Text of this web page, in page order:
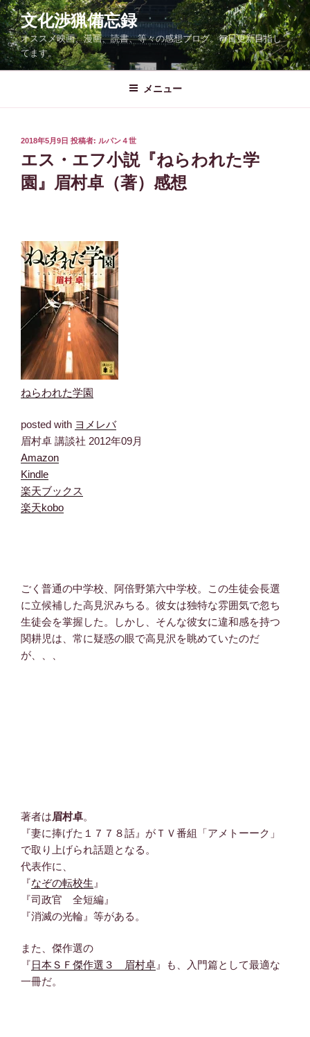
コ
ン
テ
ン
ツ
ス
文化渉猟備忘録
オススメ映画、漫画、読書、等々の感想ブログ。毎日更新目指し
てます。
メニュー
投
日:
2018年5月9日 投稿者: ルパン４世
エス・エフ小説『ねらわれた学
園』眉村卓（著）感想
ねらわれた学園
posted with ヨメレバ
眉村卓 講談社 2012年09月
Amazon
Kindle
楽天ブックス
楽天kobo
ごく普通の中学校、阿倍野第六中学校。この生徒会長選
に立候補した高見沢みちる。彼女は独特な雰囲気で忽ち
生徒会を掌握した。しかし、そんな彼女に違和感を持つ
関耕児は、常に疑惑の眼で高見沢を眺めていたのだ
が、、、
著者は眉村卓。
『妻に捧げた１７７８話』がＴＶ番組「アメトーーク」
で取り上げられ話題となる。
代表作に、
『なぞの転校生 』
『司政官 全短編』
『消滅の光輪』等がある。
また、傑作選の
『日本ＳＦ傑作選３ 眉村卓 』も、入門篇として最適な
一冊だ。